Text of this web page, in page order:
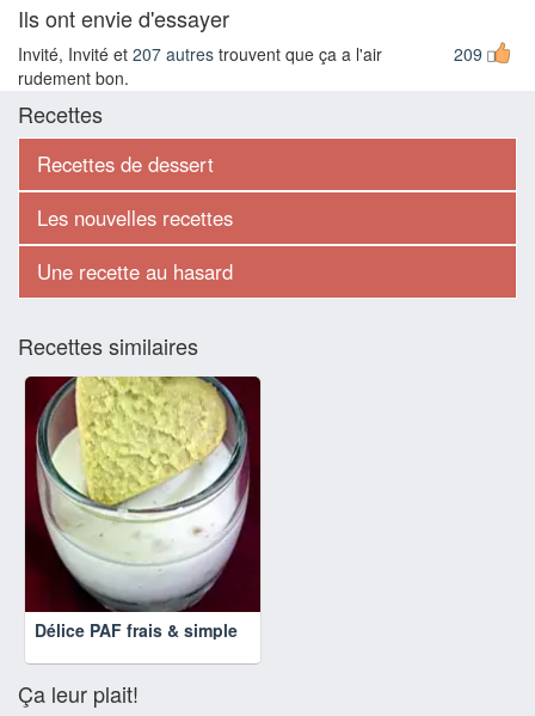
Ils ont envie d'essayer
209
Invité, Invité et 207 autres trouvent que ça a l'air
rudement bon.
Recettes
Recettes de dessert
Les nouvelles recettes
Une recette au hasard
Recettes similaires
Délice PAF frais & simple
Ça leur plait!